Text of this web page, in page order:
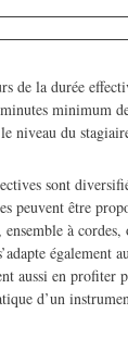
de la durée
minimum
niveau du
sont
peuvent être
à
également
aussi en profiter
d’un